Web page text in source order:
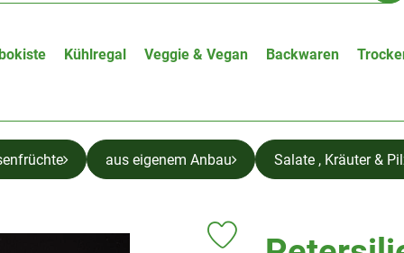
Kühlregal Veggie & Vegan Backwaren
aus eigenem Anbau Salate , Kräuter &
Produkt zu Favouriten hinzufügen